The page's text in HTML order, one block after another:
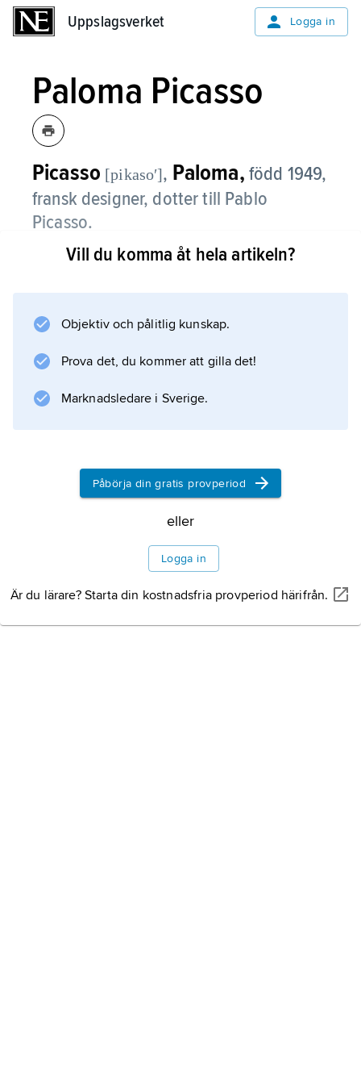
Uppslagsverket Logga in
Paloma Picasso
Picasso [pikasoʹ], Paloma, född 1949,
fransk designer, dotter till Pablo
Picasso.
Paloma Picasso har sedan 1970-talet blivit
Hon har även skapat parfym och kosmetika
Vill du komma åt hela artikeln?
Objektiv och pålitlig kunskap.
Prova det, du kommer att gilla det!
Marknadsledare i Sverige.
Påbörja din gratis provperiod
eller
Logga in
Är du lärare? Starta din kostnadsfria provperiod härifrån.